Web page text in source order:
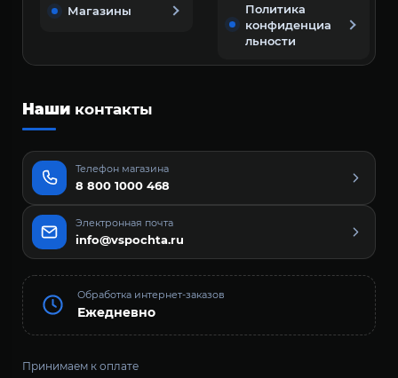
Магазины
Политика
конфиденциа
льности
Наши контакты
Телефон магазина
8 800 1000 468
Электронная почта
info@vspochta.ru
Обработка интернет-заказов
Ежедневно
Принимаем к оплате